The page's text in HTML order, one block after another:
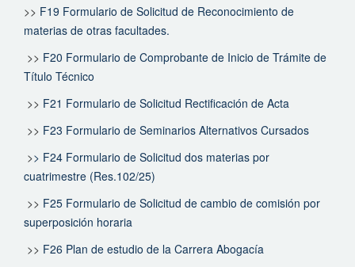
>> F19 Formulario de Solicitud de Reconocimiento de
materias de otras facultades.
>> F20 Formulario de Comprobante de Inicio de Trámite de
Título Técnico
>> F21 Formulario de Solicitud Rectificación de Acta
>> F23 Formulario de Seminarios Alternativos Cursados
>> F24 Formulario de Solicitud dos materias por
cuatrimestre (Res.102/25)
>> F25 Formulario de Solicitud de cambio de comisión por
superposición horaria
>> F26 Plan de estudio de la Carrera Abogacía